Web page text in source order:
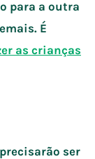
para a outra
É
as crianças
ser